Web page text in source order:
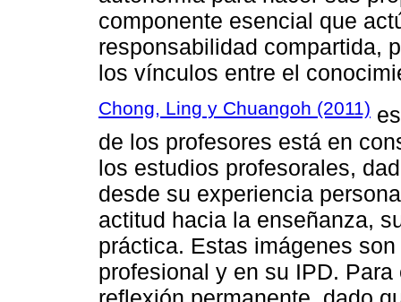
componente esencial que
responsabilidad compartida,
los vínculos entre el
Chong, Ling y Chuangoh (2011)
de los profesores está en
los estudios profesorales,
desde su experiencia
actitud hacia la enseñanza,
práctica. Estas imágenes
profesional y en su IPD.